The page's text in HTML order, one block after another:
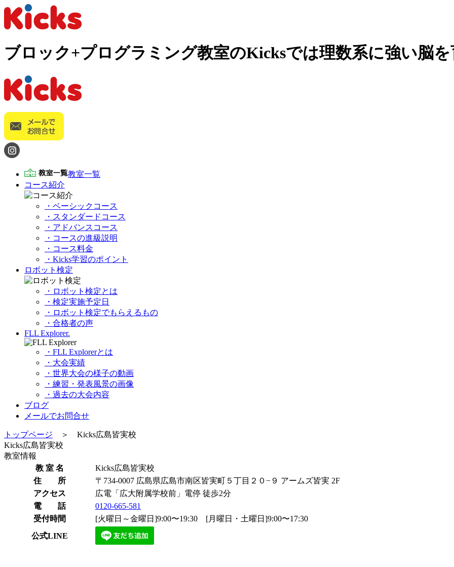
ブロック+プログラミング教室のKicksでは理数系に強い脳
教室一覧
コース紹介
・ベーシックコース
・スタンダードコース
・アドバンスコース
・コースの進級説明
・コース料金
・Kicks学習のポイント
ロボット検定
・ロボット検定とは
・検定実施予定日
・ロボット検定でもらえるもの
・合格者の声
FLL Explorer.
・FLL Explorerとは
・大会実績
・世界大会の様子の動画
・練習・発表風景の画像
・過去の大会内容
ブログ
メールでお問合せ
トップページ ＞ Kicks広島皆実校
Kicks広島皆実校
教室情報
教 室 名
Kicks広島皆実校
住 所
〒734-0007 広島県広島市南区皆実町５丁目２０−９ アームズ皆実 2F
アクセス
広電「広大附属学校前」電停 徒歩2分
電 話
0120-665-581
受付時間
[火曜日～金曜日]9:00〜19:30 [月曜日・土曜日]9:00〜17:30
公式LINE